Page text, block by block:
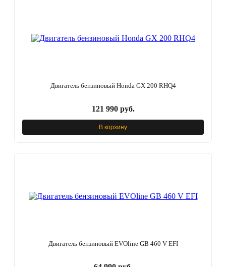
Двигатель бензиновый Honda GX 200 RHQ4
121 990 руб.
В корзину
Двигатель бензиновый EVOline GB 460 V EFI